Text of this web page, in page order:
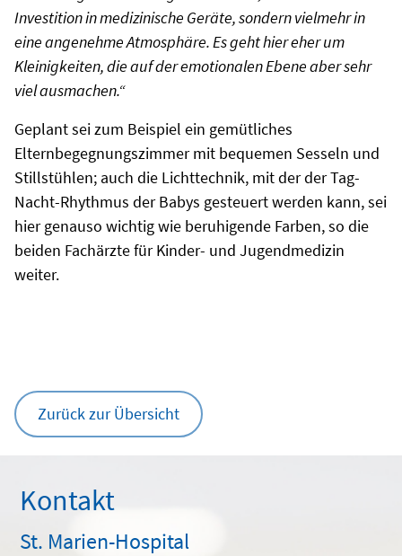
Investition in medizinische Geräte, sondern vielmehr in
eine angenehme Atmosphäre. Es geht hier eher um
Kleinigkeiten, die auf der emotionalen Ebene aber sehr
viel ausmachen.“
Geplant sei zum Beispiel ein gemütliches
Elternbegegnungszimmer mit bequemen Sesseln und
Stillstühlen; auch die Lichttechnik, mit der der Tag-
Nacht-Rhythmus der Babys gesteuert werden kann, sei
hier genauso wichtig wie beruhigende Farben, so die
beiden Fachärzte für Kinder- und Jugendmedizin
weiter.
Zurück zur Übersicht
Kontakt
St. Marien-Hospital